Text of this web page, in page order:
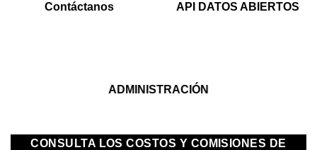
Contáctanos API DATOS ABIERTOS
ADMINISTRACIÓN
CONSULTA LOS COSTOS Y COMISIONES DE